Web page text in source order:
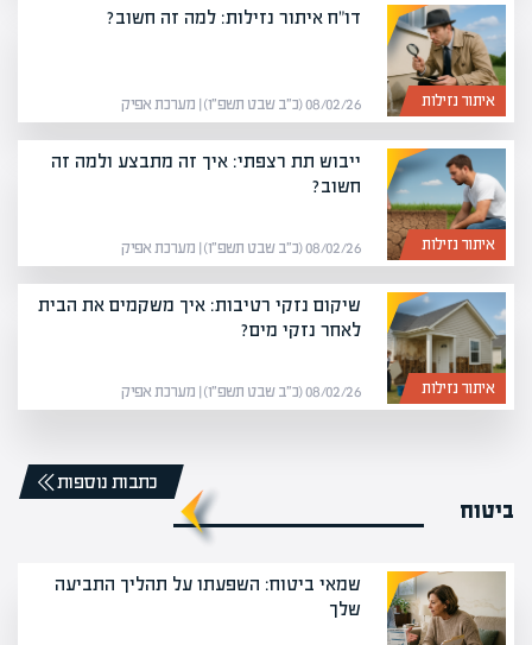
איתור נזילות
דו"ח איתור נזילות: למה זה חשוב?
08/02/26 (כ״ב שבט תשפ״ו) | מערכת אפיק
איתור נזילות
ייבוש תת רצפתי: איך זה מתבצע ולמה זה
חשוב?
08/02/26 (כ״ב שבט תשפ״ו) | מערכת אפיק
איתור נזילות
שיקום נזקי רטיבות: איך משקמים את הבית
לאחר נזקי מים?
08/02/26 (כ״ב שבט תשפ״ו) | מערכת אפיק
ביטוח
כתבות נוספות
שמאי ביטוח: השפעתו על תהליך התביעה
שלך